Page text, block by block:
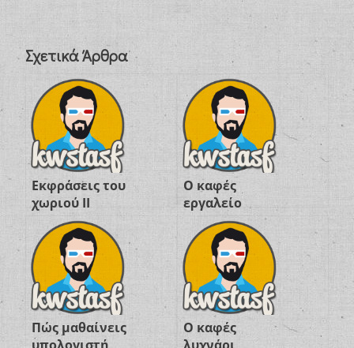
Σχετικά Άρθρα
Εκφράσεις του
χωριού ΙΙ
Ο καφές
εργαλείο
Πώς μαθαίνεις
Ο καφές